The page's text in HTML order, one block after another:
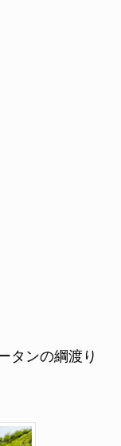
タンの綱渡り